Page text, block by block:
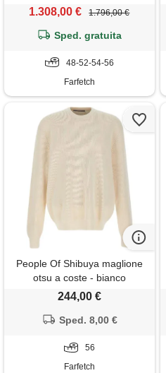
1.308,00 € 1.796,00 €
Sped. gratuita
48-52-54-56
Farfetch
People Of Shibuya maglione
otsu a coste - bianco
244,00 €
Sped. 8,00 €
56
Farfetch